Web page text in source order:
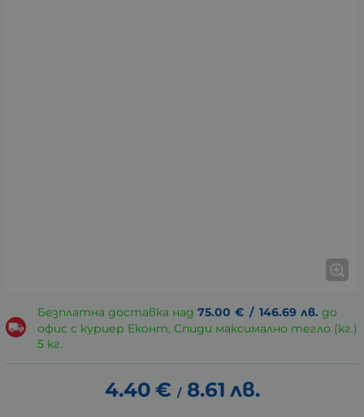
Безплатна доставка над 75.00 € / 146.69 лв. до
офис с куриер Еконт, Спиди максимално тегло (кг.)
5 кг.
4.40 € / 8.61 лв.